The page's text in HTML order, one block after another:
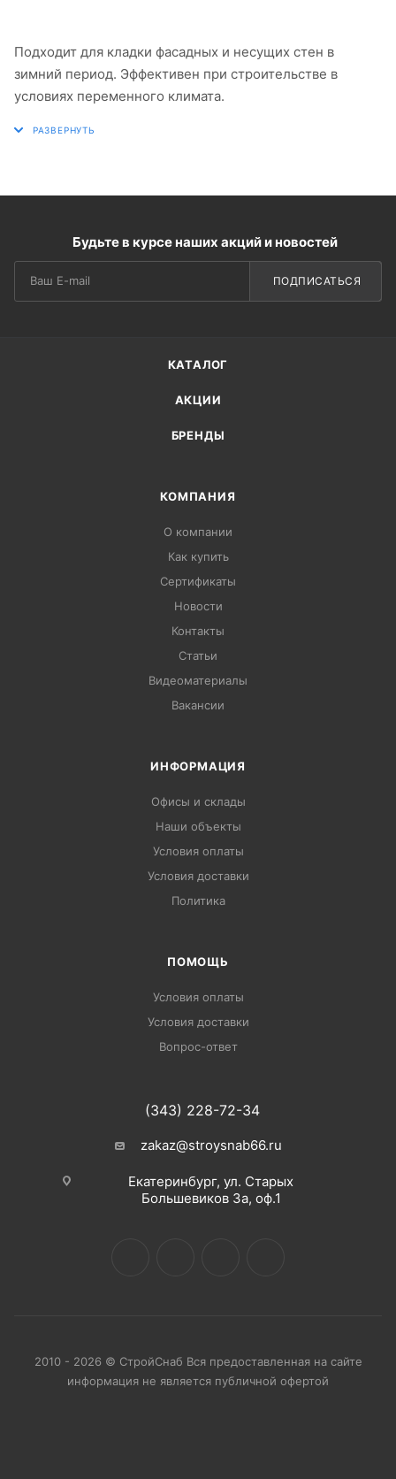
Подходит для кладки фасадных и несущих стен в
зимний период. Эффективен при строительстве в
условиях переменного климата.
Будьте в курсе наших акций и новостей
ПОДПИСАТЬСЯ
КАТАЛОГ
АКЦИИ
БРЕНДЫ
КОМПАНИЯ
О компании
Как купить
Сертификаты
Новости
Контакты
Статьи
Видеоматериалы
Вакансии
ИНФОРМАЦИЯ
Офисы и склады
Наши объекты
Условия оплаты
Условия доставки
Политика
ПОМОЩЬ
Условия оплаты
Условия доставки
Вопрос-ответ
(343) 228-72-34
zakaz@stroysnab66.ru
Екатеринбург, ул. Старых
Большевиков 3а, оф.1
2010 - 2026 © СтройСнаб Вся предоставленная на сайте
информация не является публичной офертой